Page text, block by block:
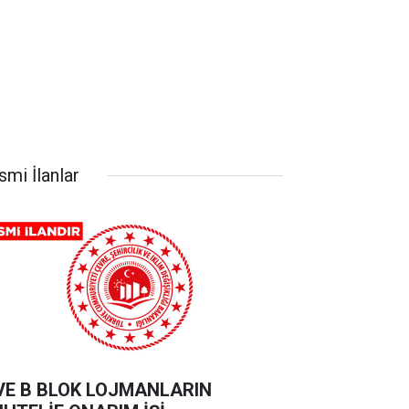
İlanlar
B BLOK LOJMANLARIN